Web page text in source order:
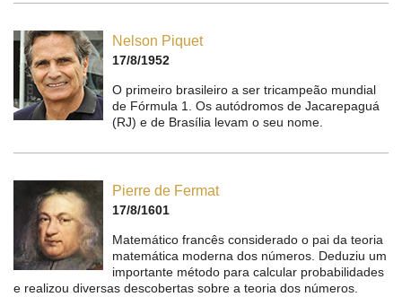
Nelson Piquet
17/8/1952
O primeiro brasileiro a ser tricampeão mundial
de Fórmula 1. Os autódromos de Jacarepaguá
(RJ) e de Brasília levam o seu nome.
Pierre de Fermat
17/8/1601
Matemático francês considerado o pai da teoria
matemática moderna dos números. Deduziu um
importante método para calcular probabilidades
e realizou diversas descobertas sobre a teoria dos números.